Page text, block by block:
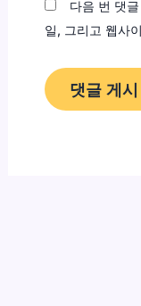
다음 번 댓
일, 그리고 웹사